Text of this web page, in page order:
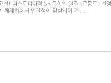
! 디스토피아적 SF 문학의 원조 〈르몽드〉 선
체제하에서 인간성이 말살되어 가는